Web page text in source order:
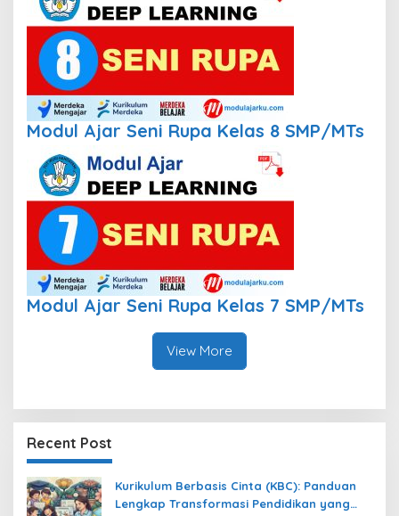
Modul Ajar Seni Rupa Kelas 8 SMP/MTs
Modul Ajar Seni Rupa Kelas 7 SMP/MTs
View More
Recent Post
Kurikulum Berbasis Cinta (KBC): Panduan
Lengkap Transformasi Pendidikan yang